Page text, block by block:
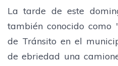
La tarde de este
también conocido
de Tránsito en el
de ebriedad una